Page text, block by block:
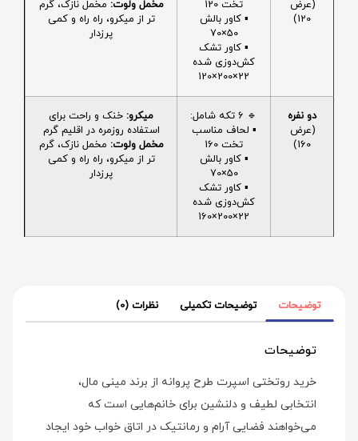
(عرض
120)
تخت 120
▪️ کاور بالش
50×70
▪️ کاور تشک
کش‌دوزی شده
22×200×120
مخمل ولوت: مخمل نازک، گرم
تر از میکرو، راه راه و کمی
پرزدار
دو نفره
(عرض
160)
🔹 6 تکه شامل:
▪️ لحاف مناسب
تخت 160
▪️ کاور بالش
50×70
▪️ کاور تشک
کش‌دوزی شده
22×200×160
میکرو: خنک و راحت برای
استفاده روزمره در اقلیم گرم
مخمل ولوت: مخمل نازک، گرم
تر از میکرو، راه راه و کمی
پرزدار
توضیحات توضیحات تکمیلی نظرات (0)
توضیحات
خرید روتختی اسپرت طرح پروانه از برند مینی‌ مال،
انتخابی لطیف و دلنشین برای خانم‌هایی است که
می‌خواهند فضایی آرام و رمانتیک در اتاق خواب خود ایجاد